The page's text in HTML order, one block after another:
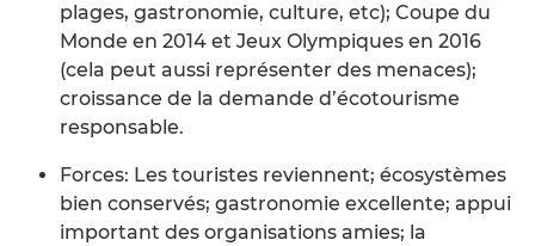
plages, gastronomie, culture, etc); Coupe du
Monde en 2014 et Jeux Olympiques en 2016
(cela peut aussi représenter des menaces);
croissance de la demande d’écotourisme
responsable.
Forces: Les touristes reviennent; écosystèmes
bien conservés; gastronomie excellente; appui
important des organisations amies; la